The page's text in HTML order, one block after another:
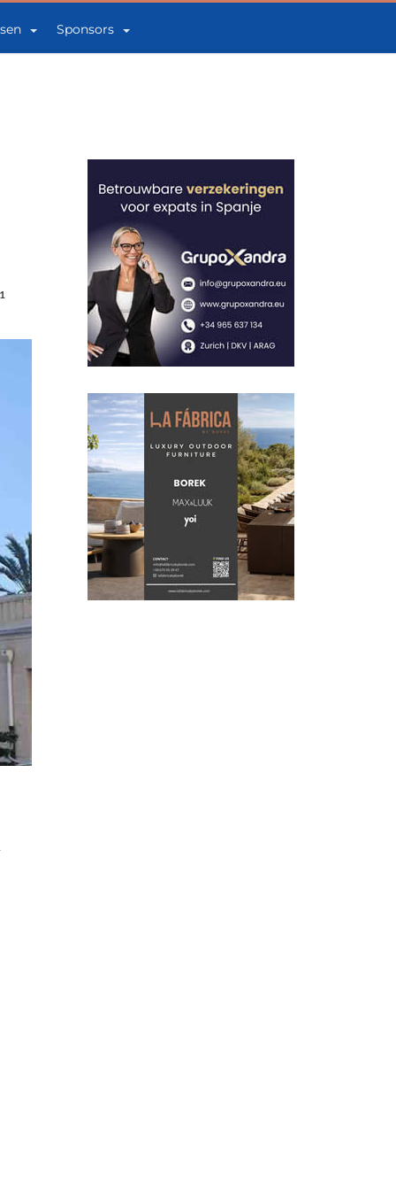
Sponsors